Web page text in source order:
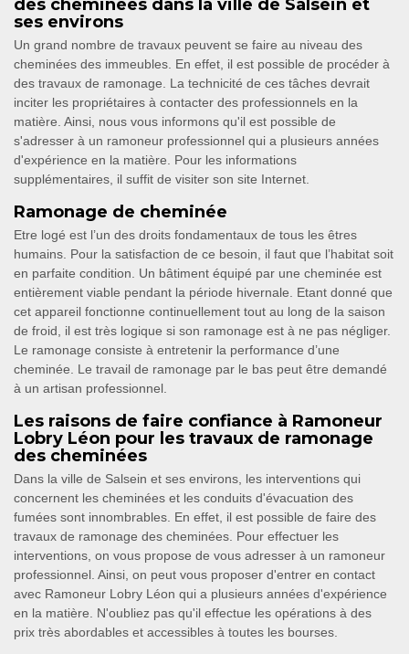
des cheminées dans la ville de Salsein et
ses environs
Un grand nombre de travaux peuvent se faire au niveau des
cheminées des immeubles. En effet, il est possible de procéder à
des travaux de ramonage. La technicité de ces tâches devrait
inciter les propriétaires à contacter des professionnels en la
matière. Ainsi, nous vous informons qu'il est possible de
s'adresser à un ramoneur professionnel qui a plusieurs années
d'expérience en la matière. Pour les informations
supplémentaires, il suffit de visiter son site Internet.
Ramonage de cheminée
Etre logé est l’un des droits fondamentaux de tous les êtres
humains. Pour la satisfaction de ce besoin, il faut que l’habitat soit
en parfaite condition. Un bâtiment équipé par une cheminée est
entièrement viable pendant la période hivernale. Etant donné que
cet appareil fonctionne continuellement tout au long de la saison
de froid, il est très logique si son ramonage est à ne pas négliger.
Le ramonage consiste à entretenir la performance d’une
cheminée. Le travail de ramonage par le bas peut être demandé
à un artisan professionnel.
Les raisons de faire confiance à Ramoneur
Lobry Léon pour les travaux de ramonage
des cheminées
Dans la ville de Salsein et ses environs, les interventions qui
concernent les cheminées et les conduits d'évacuation des
fumées sont innombrables. En effet, il est possible de faire des
travaux de ramonage des cheminées. Pour effectuer les
interventions, on vous propose de vous adresser à un ramoneur
professionnel. Ainsi, on peut vous proposer d'entrer en contact
avec Ramoneur Lobry Léon qui a plusieurs années d'expérience
en la matière. N'oubliez pas qu'il effectue les opérations à des
prix très abordables et accessibles à toutes les bourses.